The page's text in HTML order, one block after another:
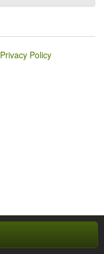
Privacy Policy